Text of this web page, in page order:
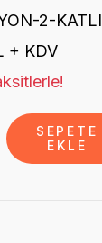
2-KATLI
+ KDV
SEPETE
EKLE